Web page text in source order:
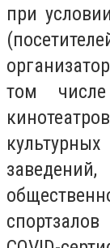
при
том числе